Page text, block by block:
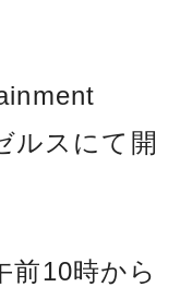
ルスにて開
前10時から